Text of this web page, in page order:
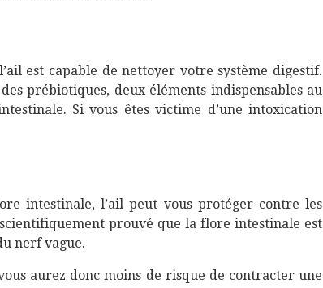
est capable de nettoyer votre système digestif.
prébiotiques, deux éléments indispensables au
Si vous êtes victime d’une intoxication
intestinale, l’ail peut vous protéger contre les
prouvé que la flore intestinale est
nerf vague.
aurez donc moins de risque de contracter une